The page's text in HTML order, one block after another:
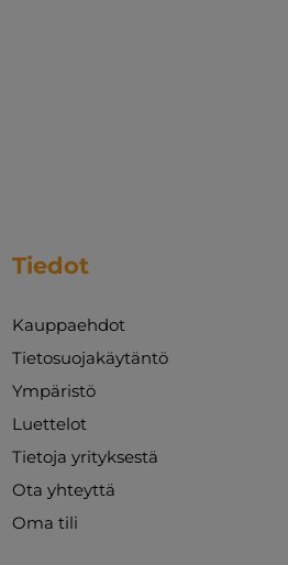
Tiedot
Kauppaehdot
Tietosuojakäytäntö
Ympäristö
Luettelot
Tietoja yrityksestä
Ota yhteyttä
Oma tili